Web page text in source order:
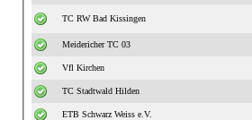
TC RW Bad Kissingen
Meidericher TC 03
Vfl Kirchen
TC Stadtwald Hilden
ETB Schwarz Weiss e.V.